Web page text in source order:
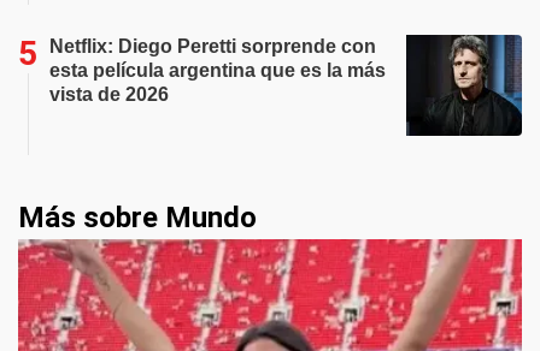
Netflix: Diego Peretti sorprende con
esta película argentina que es la más
vista de 2026
Más sobre Mundo